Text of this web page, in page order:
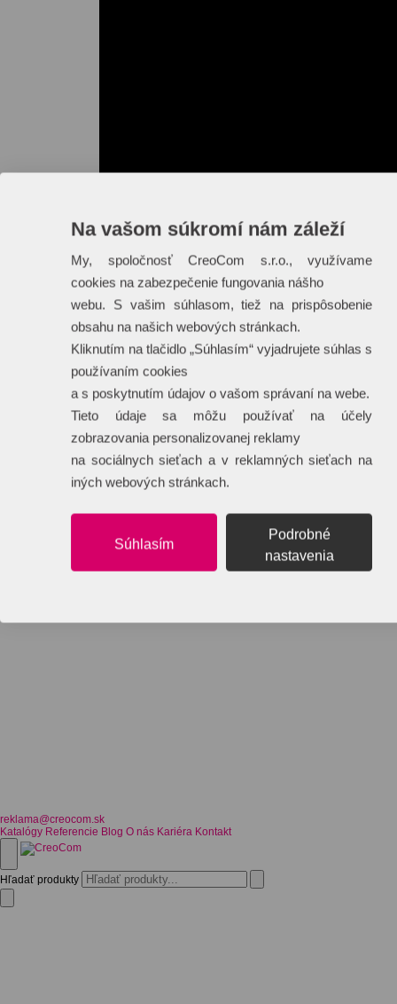
reklama@creocom.sk
Katalógy Referencie Blog O nás Kariéra Kontakt
Hľadať produkty
Na vašom súkromí nám záleží
My, spoločnosť CreoCom s.r.o., využívame
cookies na zabezpečenie fungovania nášho
webu. S vašim súhlasom, tiež na prispôsobenie
obsahu na našich webových stránkach.
Kliknutím na tlačidlo „Súhlasím“ vyjadrujete súhlas s
používaním cookies
a s poskytnutím údajov o vašom správaní na webe.
Tieto údaje sa môžu používať na účely
zobrazovania personalizovanej reklamy
na sociálnych sieťach a v reklamných sieťach na
iných webových stránkach.
Súhlasím
Podrobné
nastavenia